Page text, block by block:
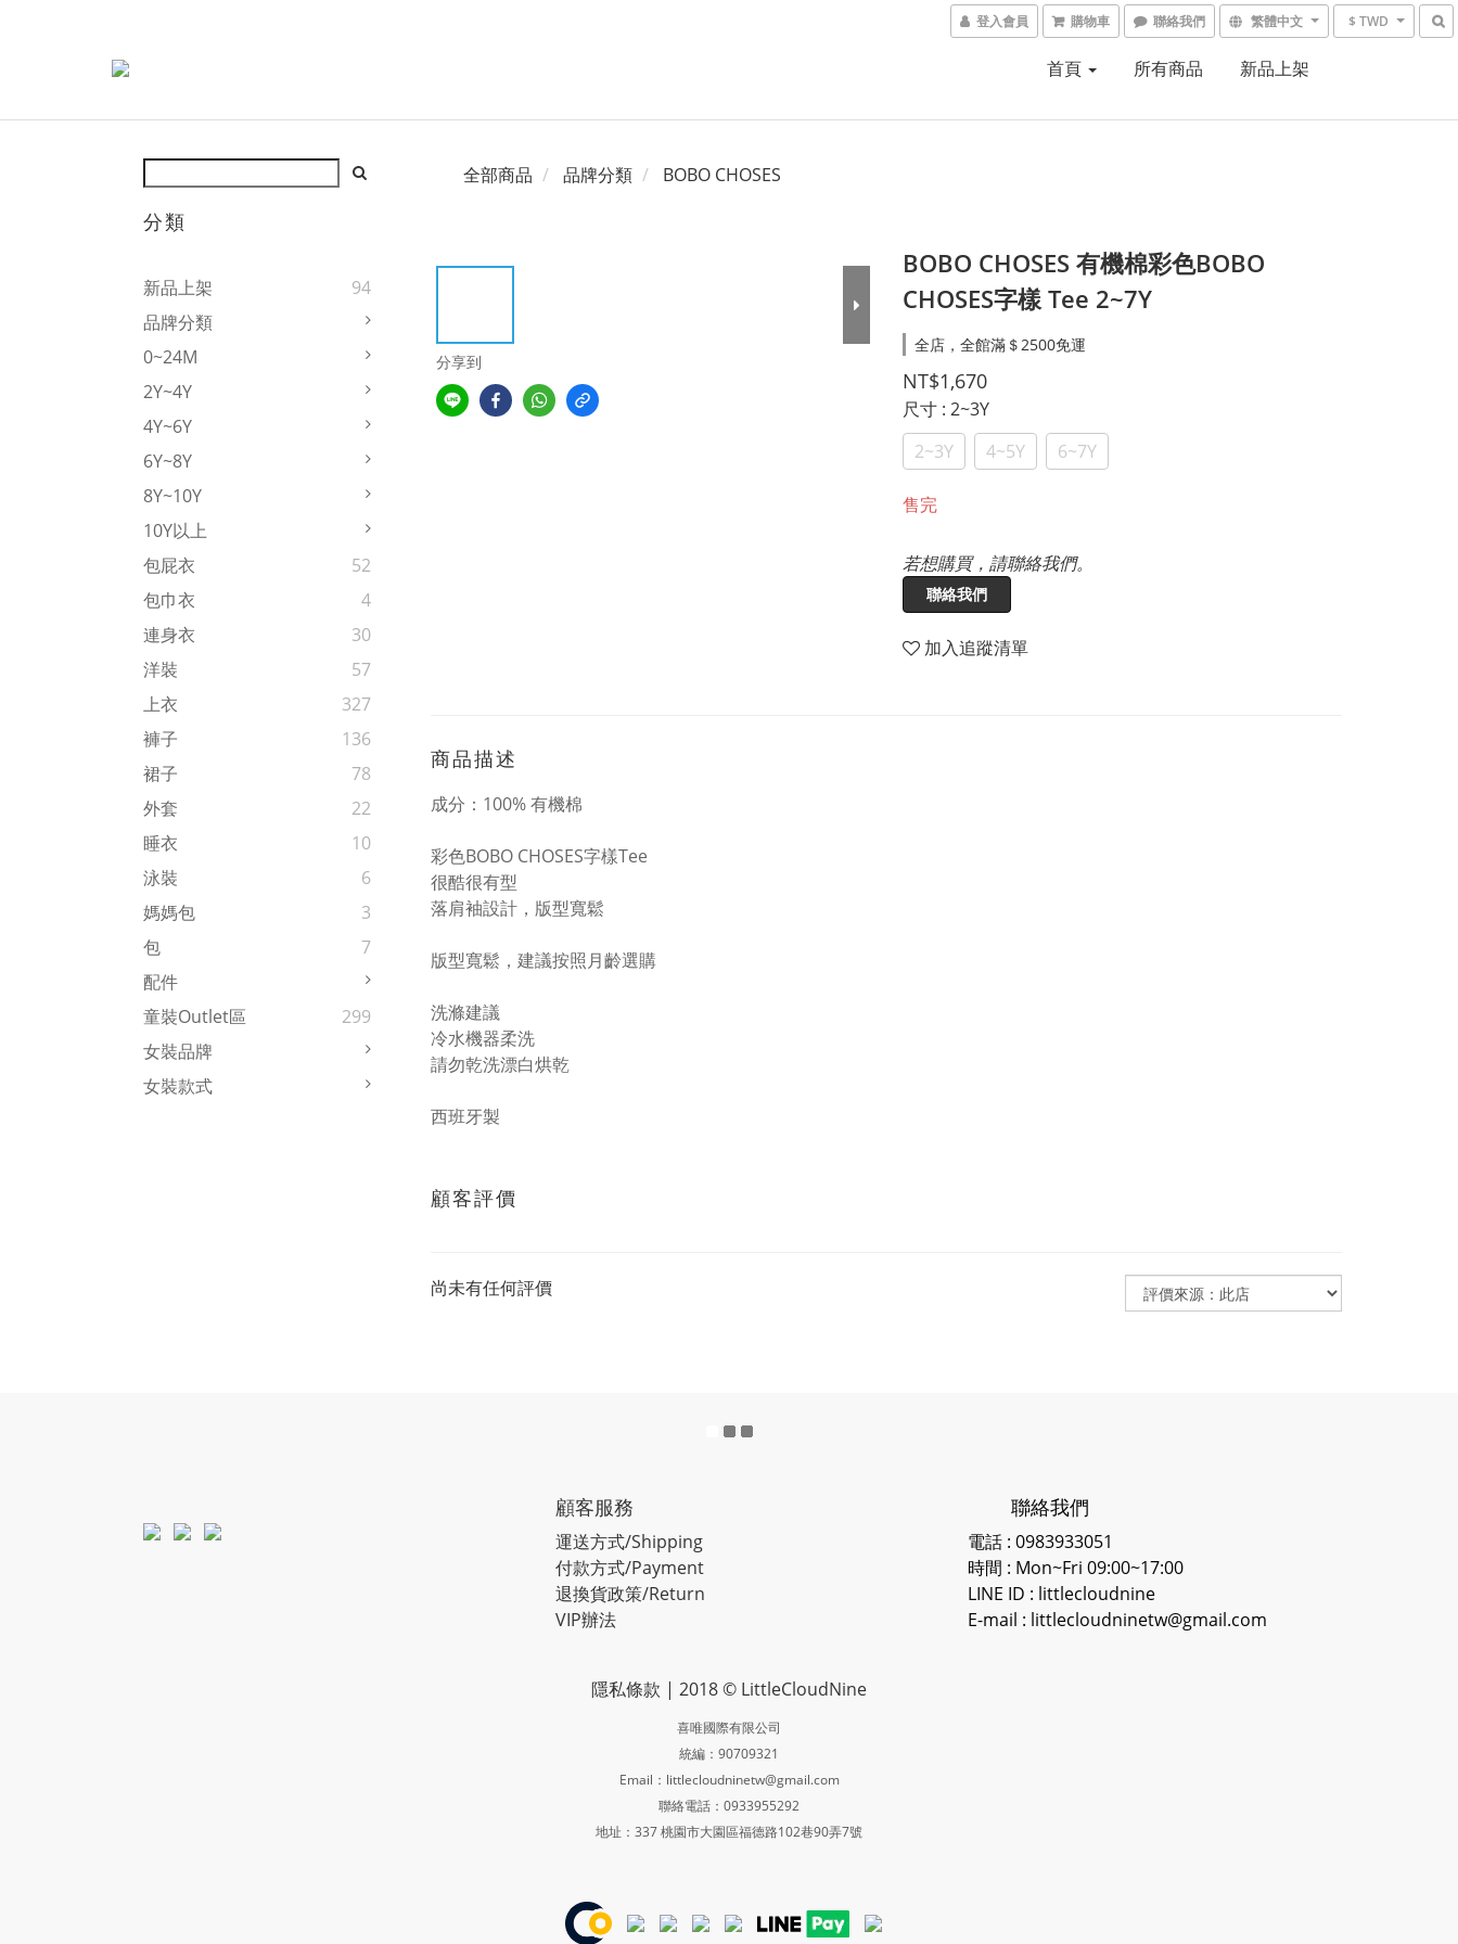
登入會員 購物車 聯絡我們 繁體中文 $ TWD
首頁 所有商品 新品上架
分類
新品上架
94
品牌分類
0~24M
2Y~4Y
4Y~6Y
6Y~8Y
8Y~10Y
10Y以上
包屁衣
52
包巾衣
4
連身衣
30
洋裝
57
上衣
327
褲子
136
裙子
78
外套
22
睡衣
10
泳裝
6
媽媽包
3
包
7
配件
童裝Outlet區
299
女裝品牌
女裝款式
全部商品 品牌分類 BOBO CHOSES
分享到
BOBO CHOSES 有機棉彩色BOBO
CHOSES字樣 Tee 2~7Y
全店，全館滿＄2500免運
NT$1,670
尺寸 : 2~3Y
2~3Y
4~5Y 6~7Y
售完
若想購買，請聯絡我們。
聯絡我們
加入追蹤清單
商品描述
成分：100% 有機棉
彩色BOBO CHOSES字樣Tee
很酷很有型
落肩袖設計，版型寬鬆
版型寬鬆，建議按照月齡選購
洗滌建議
冷水機器柔洗
請勿乾洗漂白烘乾
西班牙製
顧客評價
尚未有任何評價
顧客服務
運送方式/Shipping
付款方式/Payment
退換貨政策/Return
VIP辦法
聯絡我們
電話 : 0983933051
時間 : Mon~Fri 09:00~17:00
LINE ID : littlecloudnine
E-mail : littlecloudninetw@gmail.com
隱私條款 | 2018 © LittleCloudNine
喜唯國際有限公司
統編：90709321
Email：littlecloudninetw@gmail.com
聯絡電話：0933955292
地址：337 桃園市大園區福德路102巷90弄7號